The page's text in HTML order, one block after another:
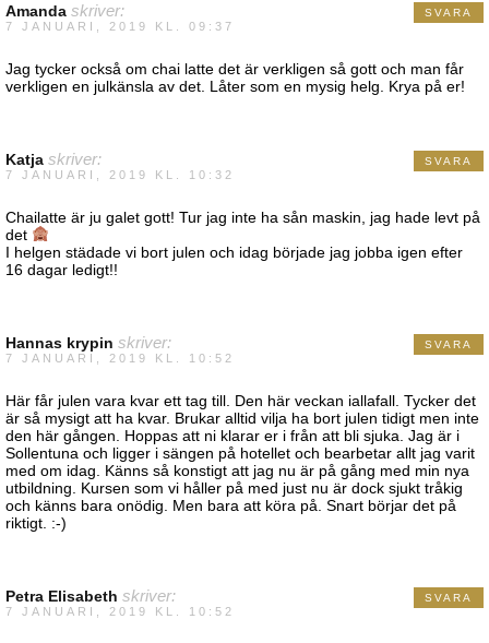
Amanda skriver:
7 JANUARI, 2019 KL. 09:37
Jag tycker också om chai latte det är verkligen så gott och man får
verkligen en julkänsla av det. Låter som en mysig helg. Krya på er!
SVARA
Katja skriver:
7 JANUARI, 2019 KL. 10:32
Chailatte är ju galet gott! Tur jag inte ha sån maskin, jag hade levt på
det
I helgen städade vi bort julen och idag började jag jobba igen efter
16 dagar ledigt!!
SVARA
Hannas krypin skriver:
7 JANUARI, 2019 KL. 10:52
Här får julen vara kvar ett tag till. Den här veckan iallafall. Tycker det
är så mysigt att ha kvar. Brukar alltid vilja ha bort julen tidigt men inte
den här gången. Hoppas att ni klarar er i från att bli sjuka. Jag är i
Sollentuna och ligger i sängen på hotellet och bearbetar allt jag varit
med om idag. Känns så konstigt att jag nu är på gång med min nya
utbildning. Kursen som vi håller på med just nu är dock sjukt tråkig
och känns bara onödig. Men bara att köra på. Snart börjar det på
riktigt. :-)
SVARA
Petra Elisabeth skriver:
7 JANUARI, 2019 KL. 10:52
SVARA